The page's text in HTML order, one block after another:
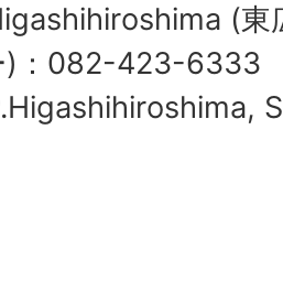
(東
)：082-423-6333